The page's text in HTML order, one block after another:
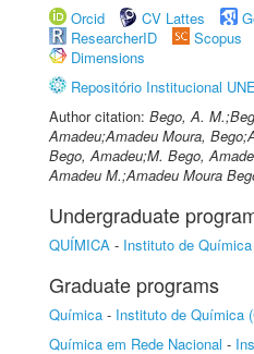
Orcid
CV Lattes
ResearcherID
Scopus
Dimensions
Repositório Institucional
Author citation: Bego, A.
Amadeu;Amadeu Moura,
Bego, Amadeu;M. Bego,
Amadeu M.;Amadeu Moura
Undergraduate
QUÍMICA - Instituto de
Graduate programs
Química - Instituto de Química
Química em Rede Nacional -